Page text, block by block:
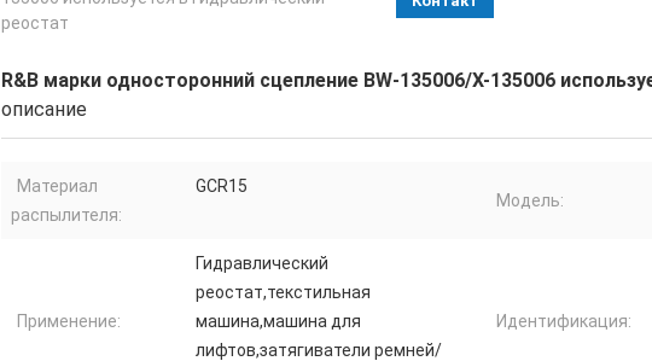
реостат
R&B марки односторонний сцепление BW-135006/X-135006
описание
Материал
распылителя:
GCR15
Модель:
Применение:
Гидравлический
реостат,текстильная
машина,машина для
лифтов,затягиватели ремней/
Идентификация: